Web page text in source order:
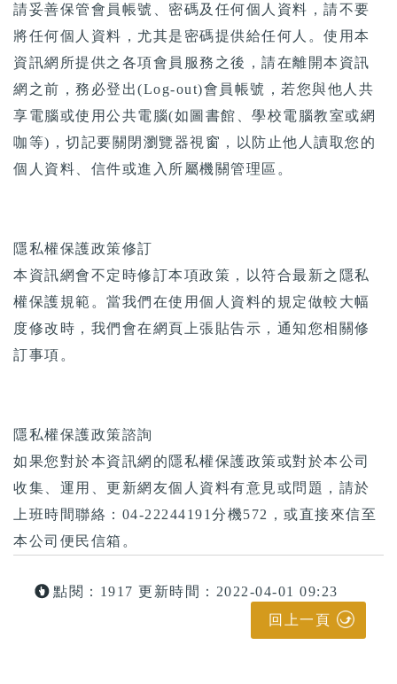
請妥善保管會員帳號、密碼及任何個人資料，請不要
將任何個人資料，尤其是密碼提供給任何人。使用本
資訊網所提供之各項會員服務之後，請在離開本資訊
網之前，務必登出(Log-out)會員帳號，若您與他人共
享電腦或使用公共電腦(如圖書館、學校電腦教室或網
咖等)，切記要關閉瀏覽器視窗，以防止他人讀取您的
個人資料、信件或進入所屬機關管理區。
隱私權保護政策修訂
本資訊網會不定時修訂本項政策，以符合最新之隱私
權保護規範。當我們在使用個人資料的規定做較大幅
度修改時，我們會在網頁上張貼告示，通知您相關修
訂事項。
隱私權保護政策諮詢
如果您對於本資訊網的隱私權保護政策或對於本公司
收集、運用、更新網友個人資料有意見或問題，請於
上班時間聯絡：04-22244191分機572，或直接來信至
本公司便民信箱。
點閱：1917 更新時間：2022-04-01 09:23
回上一頁